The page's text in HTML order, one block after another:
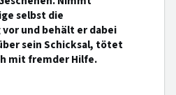
selbst die
und behält er dabei
sein Schicksal, tötet
mit fremder Hilfe.